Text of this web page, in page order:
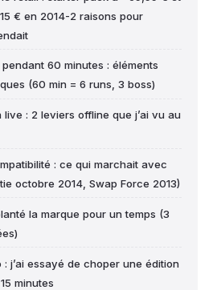
€ en 2014-2 raisons pour
pendant 60 minutes : éléments
(60 min = 6 runs, 3 boss)
live : 2 leviers offline que j’ai vu au
: ce qui marchait avec
octobre 2014, Swap Force 2013)
la marque pour un temps (3
j’ai essayé de choper une édition
minutes